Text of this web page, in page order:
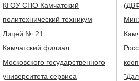
КГОУ СПО Камчатский
политехнический техникум
Лицей № 21
Камчатский филиал
Московского государственного
университета сервиса